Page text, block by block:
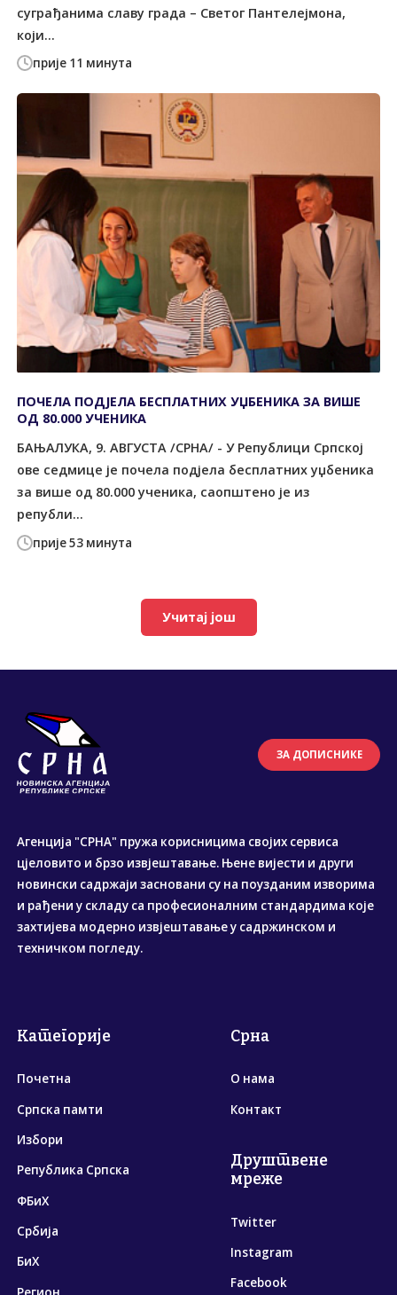
прије 11 минута
суграђанима славу града – Светог Пантелејмона,
који...
прије 53 минута
ПОЧЕЛА ПОДЈЕЛА БЕСПЛАТНИХ УЏБЕНИКА ЗА ВИШЕ
ОД 80.000 УЧЕНИКА
БАЊАЛУКА, 9. АВГУСТА /СРНА/ - У Републици Српској
ове седмице је почела подјела бесплатних уџбеника
за више од 80.000 ученика, саопштено је из
републи...
Учитај још
ЗА ДОПИСНИКЕ
Агенција "СРНА" пружа корисницима својих сервиса
цјеловито и брзо извјештавање. Њене вијести и други
новински садржаји засновани су на поузданим изворима
и рађени у складу са професионалним стандардима које
захтијева модерно извјештавање у садржинском и
техничком погледу.
Категорије
Почетна
Српска памти
Избори
Република Српска
ФБиХ
Србија
БиХ
Срна
О нама
Контакт
Друштвене
мреже
Twitter
Instagram
Facebook